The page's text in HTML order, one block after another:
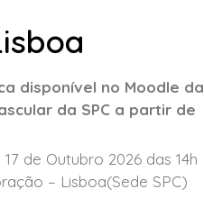
disponível no Moodle da
da SPC a partir de
17 de Outubro 2026 das 14h
– Lisboa(Sede SPC)